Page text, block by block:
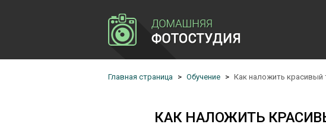
Главная страница Обучение Как наложить красивый
КАК НАЛОЖИТЬ